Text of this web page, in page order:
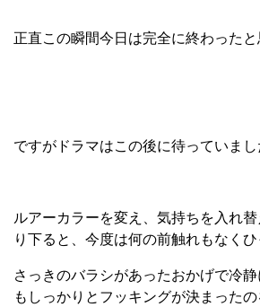
正直この瞬間今日は完全に終わったと
ですがドラマはこの後に待っていまし
ルアーカラーを変え、気持ちを入れ
り下ると、今度は何の前触れもなくひ
さっきのバラシがあったおかげで冷
もしっかりとフッキングが決まった